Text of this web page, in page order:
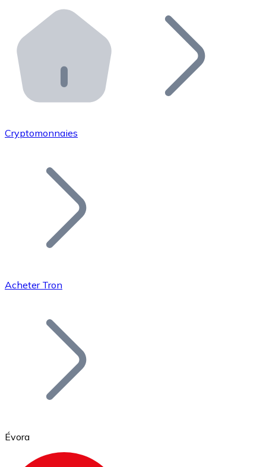
Distributeurs automatiques Bitnovo
Intégrez un ATM Bitnovo dans votre entreprise et
API Bitnovo
Intégrez notre API dans votre écosystème.
Rejoignez notre réseau de distributeurs et
Ajoutez le token de votre projet à notre service
Bitcoin
Cryptomonnaies
Acheter Tron
Évora